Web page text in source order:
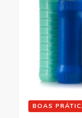
BOAS